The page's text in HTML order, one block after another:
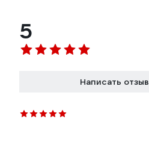
5
Написать отзыв